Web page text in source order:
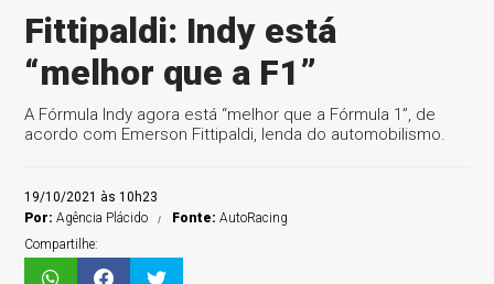
Fittipaldi: Indy está
“melhor que a F1”
A Fórmula Indy agora está “melhor que a Fórmula 1”, de
acordo com Emerson Fittipaldi, lenda do automobilismo.
19/10/2021 às 10h23
Por: Agência Plácido Fonte: AutoRacing
Compartilhe: